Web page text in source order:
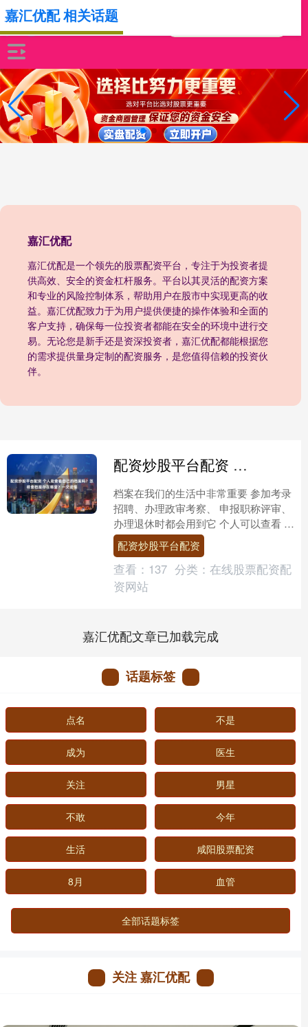
嘉汇优配
嘉汇优配是一个领先的股票配资平台，专注于为投资者提
供高效、安全的资金杠杆服务。平台以其灵活的配资方案
和专业的风险控制体系，帮助用户在股市中实现更高的收
益。嘉汇优配致力于为用户提供便捷的操作体验和全面的
客户支持，确保每一位投资者都能在安全的环境中进行交
易。无论您是新手还是资深投资者，嘉汇优配都能根据您
的需求提供量身定制的配资服务，是您值得信赖的投资伙
伴。
嘉汇优配 相关话题
配资炒股平台配资 个人能查看自己的档案吗？怎样查档案存在哪里？一文读懂
档案在我们的生活中非常重要 参加考录
招聘、办理政审考察、 申报职称评审、
办理退休时都会用到它 个人可以查看 自
己的档案吗？ 档案严禁自行携带转递！
按规定 流动....
配资炒股平台配资
查看： 137 分类： 在线股票配资配
资网站
嘉汇优配文章已加载完成
话题标签
点名 不是
成为 医生
关注 男星
不敢 今年
生活 咸阳股票配资
8月 血管
全部话题标签
关注 嘉汇优配